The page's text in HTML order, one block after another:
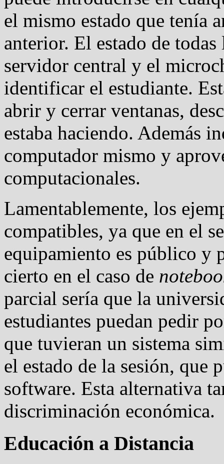
el mismo estado que tenía
anterior. El estado de todas
servidor central y el
identificar el estudiante.
abrir y cerrar ventanas,
estaba haciendo. Además
computador mismo y
computacionales.
Lamentablemente, los
compatibles, ya que en el
equipamiento es público y
cierto en el caso de
parcial sería que la
estudiantes puedan pedir
que tuvieran un sistema
el estado de la sesión, que
software. Esta alternativa
discriminación económica.
Educación a Distancia